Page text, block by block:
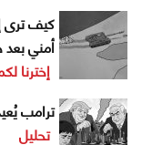
كيف ترى
أمني بعد
إخترنا
ترامب
تحليل